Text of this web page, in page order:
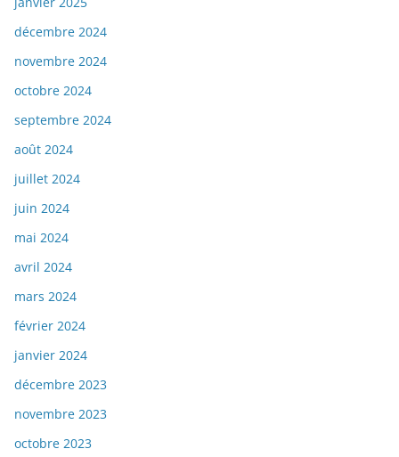
décembre 2024
novembre 2024
octobre 2024
septembre 2024
août 2024
juillet 2024
juin 2024
mai 2024
avril 2024
mars 2024
février 2024
janvier 2024
décembre 2023
novembre 2023
octobre 2023